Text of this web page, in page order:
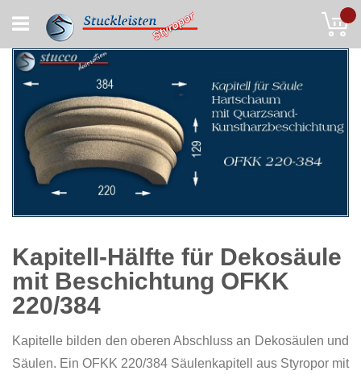
to
Content
Kapitell-Hälfte für Dekosäule
mit Beschichtung OFKK
220/384
Kapitelle bilden den oberen Abschluss an Dekosäulen und
Säulen. Ein OFKK 220/384 Säulenkapitell aus Styropor mit